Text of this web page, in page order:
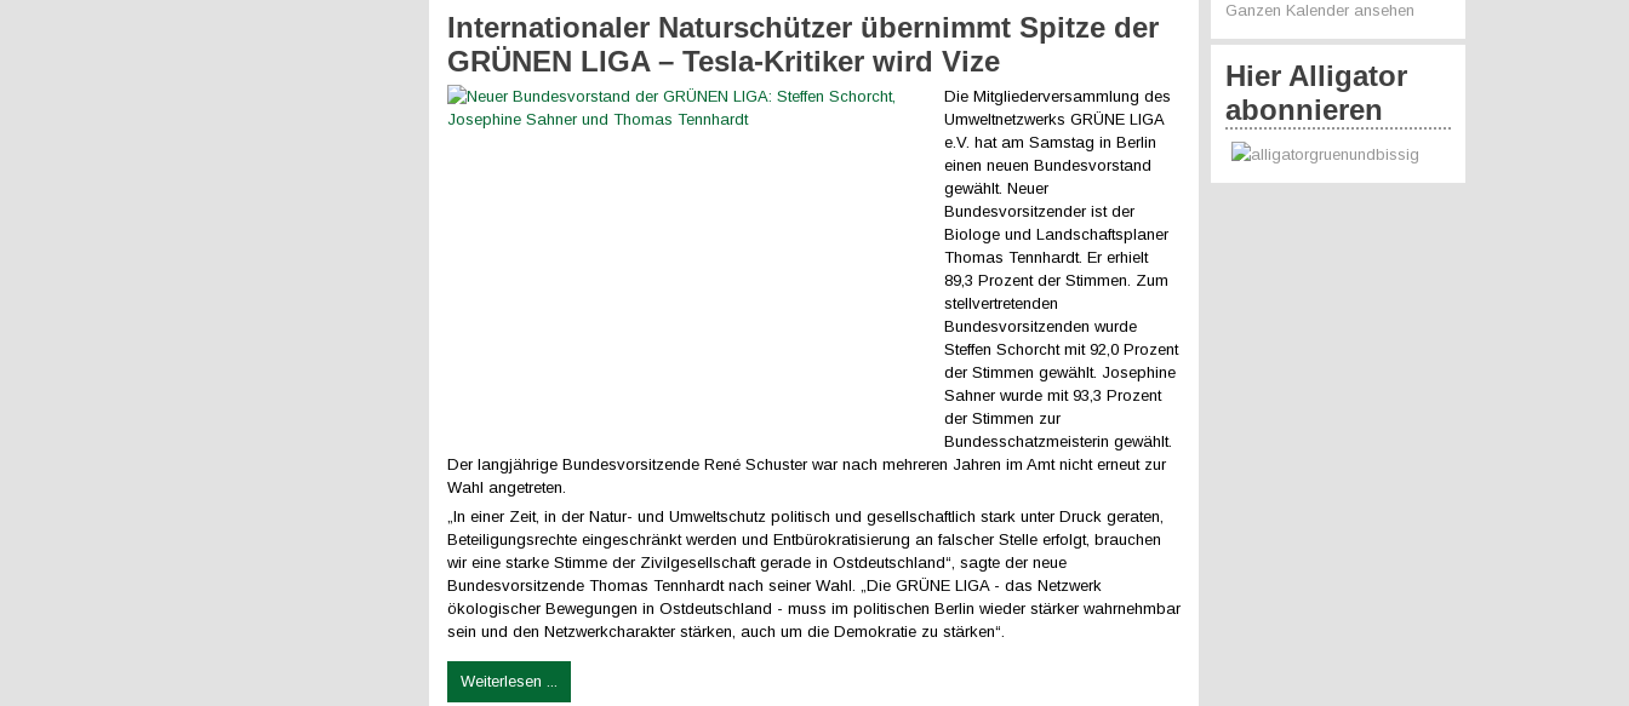
Internationaler Naturschützer übernimmt Spitze der
GRÜNEN LIGA – Tesla-Kritiker wird Vize
Die Mitgliederversammlung des
Umweltnetzwerks GRÜNE LIGA
e.V. hat am Samstag in Berlin
einen neuen Bundesvorstand
gewählt. Neuer
Bundesvorsitzender ist der
Biologe und Landschaftsplaner
Thomas Tennhardt. Er erhielt
89,3 Prozent der Stimmen. Zum
stellvertretenden
Bundesvorsitzenden wurde
Steffen Schorcht mit 92,0 Prozent
der Stimmen gewählt. Josephine
Sahner wurde mit 93,3 Prozent
der Stimmen zur
Bundesschatzmeisterin gewählt.
Der langjährige Bundesvorsitzende René Schuster war nach mehreren Jahren im Amt nicht erneut zur
Wahl angetreten.
„In einer Zeit, in der Natur- und Umweltschutz politisch und gesellschaftlich stark unter Druck geraten,
Beteiligungsrechte eingeschränkt werden und Entbürokratisierung an falscher Stelle erfolgt, brauchen
wir eine starke Stimme der Zivilgesellschaft gerade in Ostdeutschland“, sagte der neue
Bundesvorsitzende Thomas Tennhardt nach seiner Wahl. „Die GRÜNE LIGA - das Netzwerk
ökologischer Bewegungen in Ostdeutschland - muss im politischen Berlin wieder stärker wahrnehmbar
sein und den Netzwerkcharakter stärken, auch um die Demokratie zu stärken“.
Weiterlesen ...
Ganzen Kalender ansehen
Hier Alligator
abonnieren